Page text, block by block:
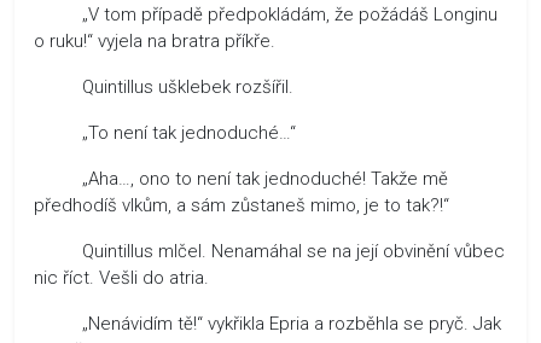
„V tom případě předpokládám, že požádáš Longinu
o ruku!“ vyjela na bratra příkře.
Quintillus ušklebek rozšířil.
„To není tak jednoduché…“
„Aha…, ono to není tak jednoduché! Takže mě
předhodíš vlkům, a sám zůstaneš mimo, je to tak?!“
Quintillus mlčel. Nenamáhal se na její obvinění vůbec
nic říct. Vešli do atria.
„Nenávidím tě!“ vykřikla Epria a rozběhla se pryč. Jak